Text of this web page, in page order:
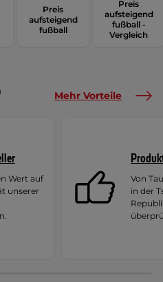
Preis
aufsteigend
fußball
Preis
aufsteigend
fußball -
Vergleich
Mehr Vorteile
Wert auf
unserer
Von
in der